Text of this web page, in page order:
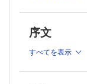
米国の現状 （宮
3章 さまざまな対
PARSの地域での
SST （岩坂英巳）
認ください。
最新版
序文
すべてを表示